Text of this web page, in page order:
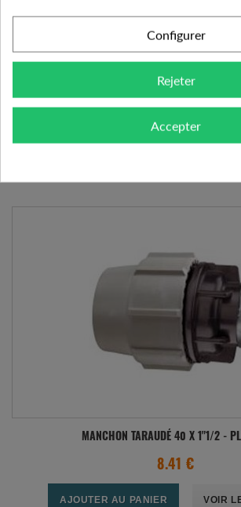
MANCHON TARAUDÉ 40 X 1"1/4 -
8.41 €
AJOUTER AU PANIER
Expédié l'après-midi pour une
MANCHON TARAUDÉ 40 X 1"1/2 -
8.41 €
AJOUTER AU PANIER VOIR
Configurer
Rejeter
Accepter